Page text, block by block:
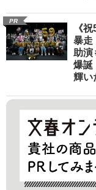
PR
《
暴走
助演
爆誕
輝い